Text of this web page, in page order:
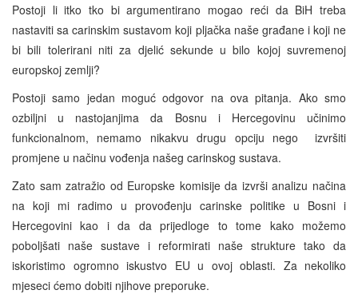
Postoji li itko tko bi argumentirano mogao reći da BiH treba
nastaviti sa carinskim sustavom koji pljačka naše građane i koji ne
bi bili tolerirani niti za djelić sekunde u bilo kojoj suvremenoj
europskoj zemlji?
Postoji samo jedan moguć odgovor na ova pitanja. Ako smo
ozbiljni u nastojanjima da Bosnu i Hercegovinu učinimo
funkcionalnom, nemamo nikakvu drugu opciju nego izvršiti
promjene u načinu vođenja našeg carinskog sustava.
Zato sam zatražio od Europske komisije da izvrši analizu načina
na koji mi radimo u provođenju carinske politike u Bosni i
Hercegovini kao i da da prijedloge to tome kako možemo
poboljšati naše sustave i reformirati naše strukture tako da
iskoristimo ogromno iskustvo EU u ovoj oblasti. Za nekoliko
mjeseci ćemo dobiti njihove preporuke.